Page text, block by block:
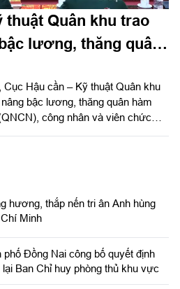
thuật Quân khu trao
lương, thăng quân
năm 2026
Cục Hậu cần – Kỹ thuật Quân khu
bậc lương, thăng quân hàm
công nhân và viên chức
hương, thắp nến tri ân Anh hùng
Minh
phố Đồng Nai công bố quyết định
Ban Chỉ huy phòng thủ khu vực